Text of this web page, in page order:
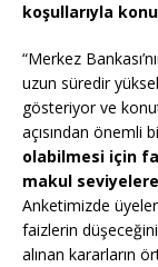
koşullarıyla
“Merkez
uzun süredir
gösteriyor ve
açısından önemli
olabilmesi için
makul
Anketimizde
faizlerin
alınan kararların